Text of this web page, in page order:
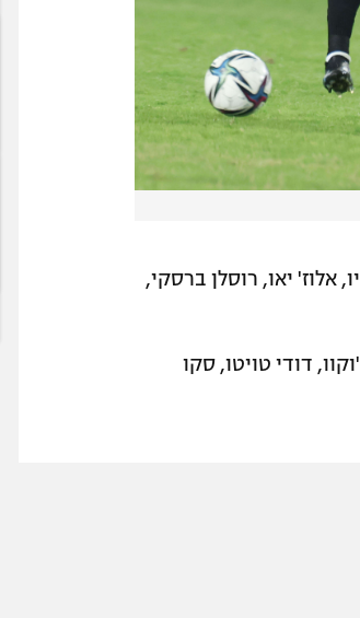
אלוז' יאו, רוסלן ברסקי,
דודי טויטו, סקו